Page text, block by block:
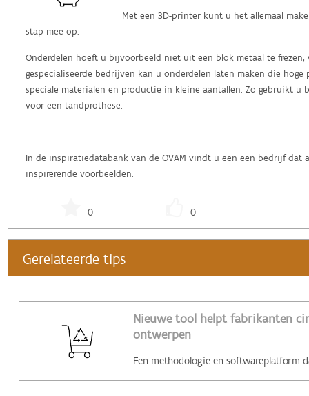
Met een 3D-printer kunt u het allemaal
stap mee op.
Onderdelen hoeft u bijvoorbeeld niet uit een blok metaal te
gespecialiseerde bedrijven kan u onderdelen laten maken die hoge
speciale materialen en productie in kleine aantallen. Zo gebruikt
voor een tandprothese.
In de inspiratiedatabankvan de OVAM vindt u een een bedrijf dat
inspirerende voorbeelden.
0 0
Gerelateerde tips
Nieuwe tool helpt fabrikanten
ontwerpen